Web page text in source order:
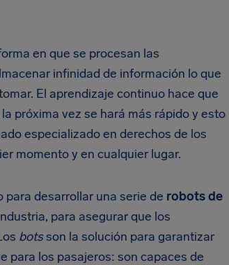
en que se procesan las
infinidad de información lo que
El aprendizaje continuo hace que
próxima vez se hará más rápido y esto
especializado en derechos de los
momento y en cualquier lugar.
desarrollar una serie de robots de
para asegurar que los
botsson la solución para garantizar
para los pasajeros: son capaces de